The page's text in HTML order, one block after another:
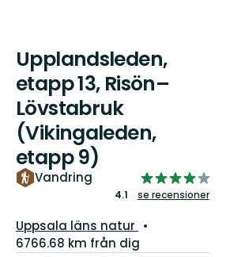
Upplandsleden,
etapp 13, Risön–
Lövstabruk
(Vikingaleden,
etapp 9)
Vandring
av
stjärnor
4.1 se recensioner
Guide:
Uppsala läns natur
6766.68 km från dig